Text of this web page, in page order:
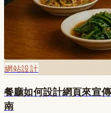
網站設計
餐廳如何設計網頁來宣
南